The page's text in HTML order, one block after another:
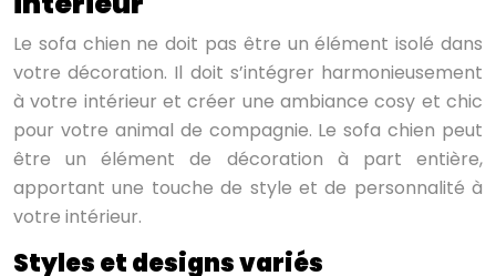
Le sofa chien ne doit pas être un élément isolé dans
votre décoration. Il doit s’intégrer harmonieusement
à votre intérieur et créer une ambiance cosy et chic
pour votre animal de compagnie. Le sofa chien peut
être un élément de décoration à part entière,
apportant une touche de style et de personnalité à
votre intérieur.
Styles et designs variés